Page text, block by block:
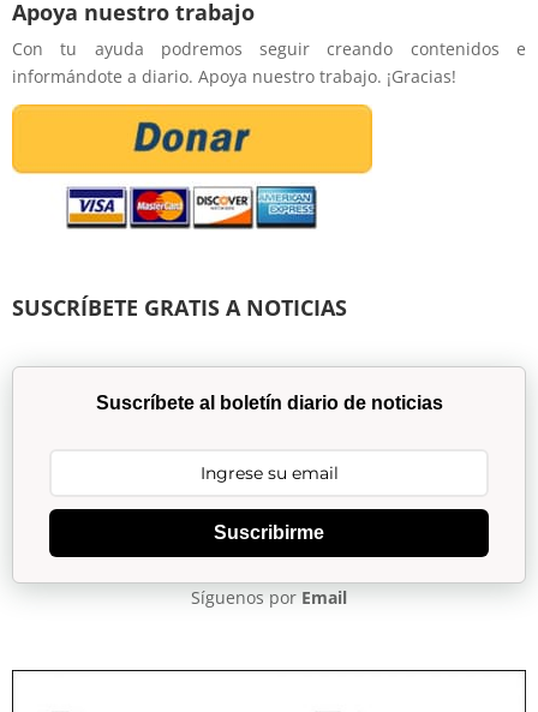
Apoya nuestro trabajo
Con tu ayuda podremos seguir creando contenidos e
informándote a diario. Apoya nuestro trabajo. ¡Gracias!
SUSCRÍBETE GRATIS A NOTICIAS
Suscríbete al boletín diario de noticias
Suscribirme
Síguenos por Email